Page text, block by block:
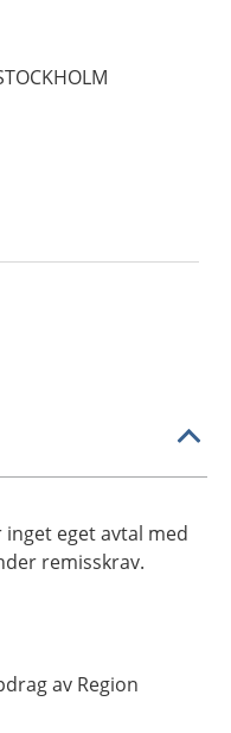
eget avtal med
remisskrav.
av Region